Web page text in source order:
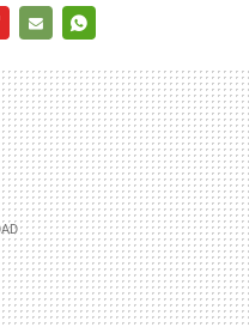
MAIL